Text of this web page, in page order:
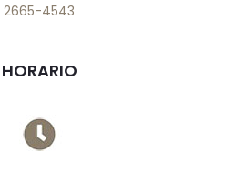
2665-4543
HORARIO